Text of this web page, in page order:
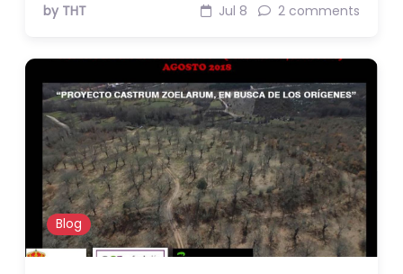
by THT Jul 8 2 comments
Blog